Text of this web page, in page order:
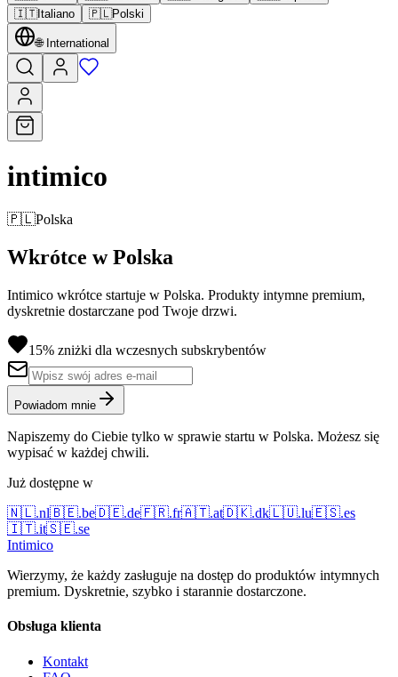
🇮🇹Italiano 🇵🇱Polski
🌐 International
intimico
🇵🇱Polska
Wkrótce w Polska
Intimico wkrótce startuje w Polska. Produkty intymne premium,
dyskretnie dostarczane pod Twoje drzwi.
15% zniżki dla wczesnych subskrybentów
Powiadom mnie
Napiszemy do Ciebie tylko w sprawie startu w Polska. Możesz się
wypisać w każdej chwili.
Już dostępne w
🇳🇱.nl🇧🇪.be🇩🇪.de🇫🇷.fr🇦🇹.at🇩🇰.dk🇱🇺.lu🇪🇸.es
🇮🇹.it🇸🇪.se
Intimico
Wierzymy, że każdy zasługuje na dostęp do produktów intymnych
premium. Dyskretnie, szybko i starannie dostarczone.
Obsługa klienta
Kontakt